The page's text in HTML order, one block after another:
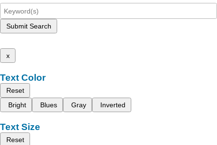
Submit Search
x
Text Color
Reset
Bright
Blues Gray Inverted
Text Size
Reset